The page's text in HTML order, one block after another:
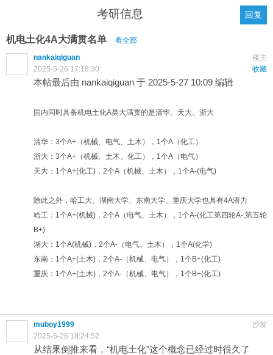
回复
考研信息
机电土化4A大满贯名单
看全部
楼主
nankaiqiguan
收藏
2025-5-26 17:18:30
本帖最后由 nankaiqiguan 于 2025-5-27 10:09 编辑
国内同时具备机电土化A类大满贯的是清华、天大、浙大
清华：3个A+（机械、电气、土木），1个A（化工）
浙大：3个A+（机械、土木、化工），1个A（电气）
天大：1个A+(化工)，2个A（机械、土木），1个A-(电气)
除此之外，哈工大、湖南大学、东南大学、重庆大学也具有4A潜力
哈工：1个A+(机械)，2个A（电气、土木），1个A-(化工第四轮A-,第五轮
B+)
湖大：1个A(机械)，2个A-（电气、土木），1个A(化学)
东南：1个A+(土木)，2个A-（机械、电气），1个B+(化工)
重庆：1个A+(土木)，2个A-（机械、电气），1个B+(化工)
沙发
muboy1999
2025-5-26 18:24:52
从结果倒推来看，“机电土化”这个概念已经过时很久了